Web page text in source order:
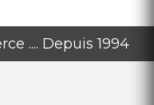
.... Depuis 1994